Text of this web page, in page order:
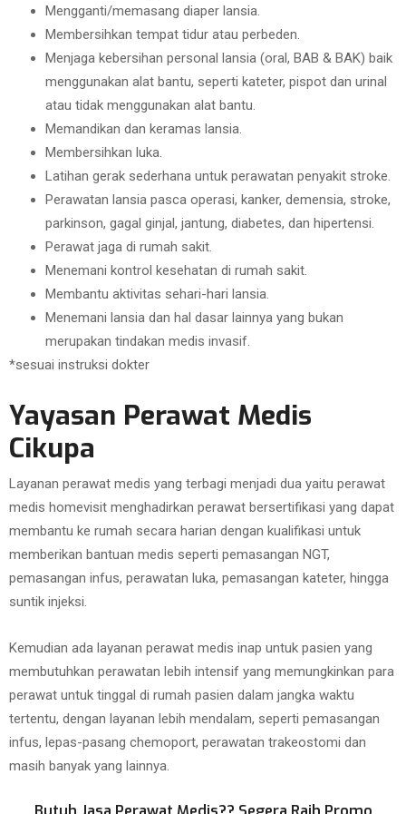
Mengganti/memasang diaper lansia.
Membersihkan tempat tidur atau perbeden.
Menjaga kebersihan personal lansia (oral, BAB & BAK) baik
menggunakan alat bantu, seperti kateter, pispot dan urinal
atau tidak menggunakan alat bantu.
Memandikan dan keramas lansia.
Membersihkan luka.
Latihan gerak sederhana untuk perawatan penyakit stroke.
Perawatan lansia pasca operasi, kanker, demensia, stroke,
parkinson, gagal ginjal, jantung, diabetes, dan hipertensi.
Perawat jaga di rumah sakit.
Menemani kontrol kesehatan di rumah sakit.
Membantu aktivitas sehari-hari lansia.
Menemani lansia dan hal dasar lainnya yang bukan
merupakan tindakan medis invasif.
*sesuai instruksi dokter
Yayasan Perawat Medis
Cikupa
Layanan perawat medis yang terbagi menjadi dua yaitu perawat
medis homevisit menghadirkan perawat bersertifikasi yang dapat
membantu ke rumah secara harian dengan kualifikasi untuk
memberikan bantuan medis seperti pemasangan NGT,
pemasangan infus, perawatan luka, pemasangan kateter, hingga
suntik injeksi.
Kemudian ada layanan perawat medis inap untuk pasien yang
membutuhkan perawatan lebih intensif yang memungkinkan para
perawat untuk tinggal di rumah pasien dalam jangka waktu
tertentu, dengan layanan lebih mendalam, seperti pemasangan
infus, lepas-pasang chemoport, perawatan trakeostomi dan
masih banyak yang lainnya.